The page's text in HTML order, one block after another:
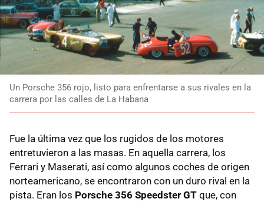
Un Porsche 356 rojo, listo para enfrentarse a sus rivales en la
carrera por las calles de La Habana
Fue la última vez que los rugidos de los motores
entretuvieron a las masas. En aquella carrera, los
Ferrari y Maserati, así como algunos coches de origen
norteamericano, se encontraron con un duro rival en la
pista. Eran los Porsche 356 Speedster GT que, con